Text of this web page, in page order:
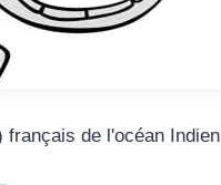
français de l'océan Indien